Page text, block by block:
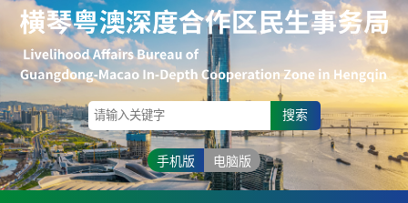
搜索
手机版 电脑版